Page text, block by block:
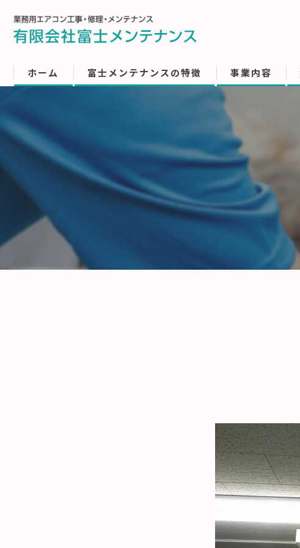
ホーム 富士メンテナンスの特徴 事業内容